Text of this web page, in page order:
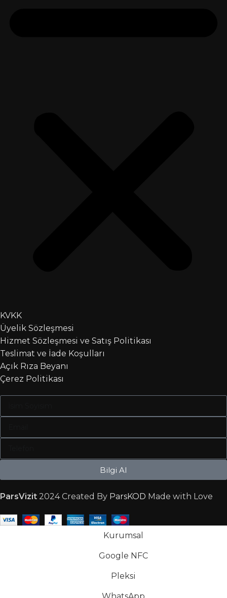
KVKK
Üyelik Sözleşmesi
Hizmet Sözleşmesi ve Satış Politikası
Teslimat ve İade Koşulları
Açık Rıza Beyanı
Çerez Politikası
Bilgi Al
ParsVizit 2024 Created By ParsKOD Made with Love
Kurumsal
Google NFC
Pleksi